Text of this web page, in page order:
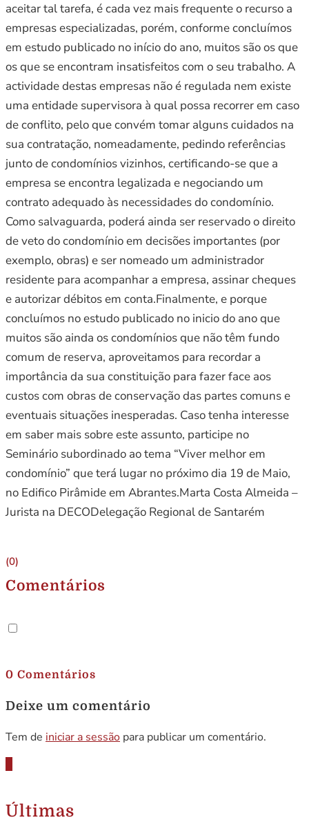
aceitar tal tarefa, é cada vez mais frequente o recurso a
empresas especializadas, porém, conforme concluímos
em estudo publicado no início do ano, muitos são os que
os que se encontram insatisfeitos com o seu trabalho. A
actividade destas empresas não é regulada nem existe
uma entidade supervisora à qual possa recorrer em caso
de conflito, pelo que convém tomar alguns cuidados na
sua contratação, nomeadamente, pedindo referências
junto de condomínios vizinhos, certificando-se que a
empresa se encontra legalizada e negociando um
contrato adequado às necessidades do condomínio.
Como salvaguarda, poderá ainda ser reservado o direito
de veto do condomínio em decisões importantes (por
exemplo, obras) e ser nomeado um administrador
residente para acompanhar a empresa, assinar cheques
e autorizar débitos em conta.Finalmente, e porque
concluímos no estudo publicado no inicio do ano que
muitos são ainda os condomínios que não têm fundo
comum de reserva, aproveitamos para recordar a
importância da sua constituição para fazer face aos
custos com obras de conservação das partes comuns e
eventuais situações inesperadas. Caso tenha interesse
em saber mais sobre este assunto, participe no
Seminário subordinado ao tema “Viver melhor em
condomínio” que terá lugar no próximo dia 19 de Maio,
no Edifico Pirâmide em Abrantes.Marta Costa Almeida –
Jurista na DECODelegação Regional de Santarém
(0)
Comentários
0 Comentários
Deixe um comentário
Tem de iniciar a sessão para publicar um comentário.
Últimas